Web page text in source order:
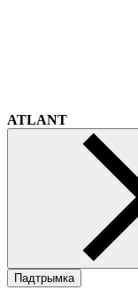
ATLANT
Падтрымка